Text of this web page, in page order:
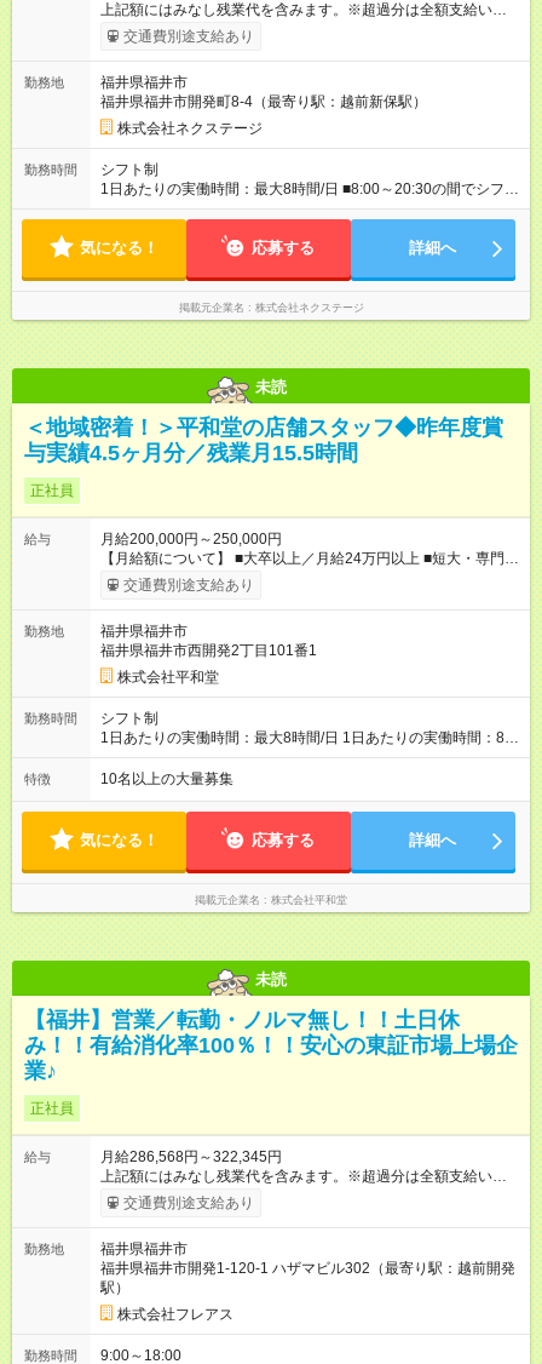
上記額にはみなし残業代を含みます。※超過分は全額支給いたし
ます。 みなし残業代 59,000円／月 みなし残業時間 29時間／月
※スキル・能力等を考慮の上決定します。 ＼★ご希望の働き方
ーバル型（全国転勤あり） 月収32万円～64万4，000円 ※グロ
ーバル手当4万1，000円／月を含みます。 ■中域型（エリア内勤
務：県を跨ぐ転勤あり・転居は応相談） 月収29万円～60万7，
000円 ■地域限定型（転居を伴う転勤なし：通勤可能な範囲の
み） 月収270万～58万3，000円 【 昇給・賞与 】 ■昇給：年1
回 ■賞与：通常賞与/年4回＋チーム賞与/年2回（☆あなたの活躍
期間の長さ：3ヶ月 雇用形態、給与は本採用時と同じです。
交通費別途支給あり
勤務地
福井県福井市
福井県福井市開発町8-4（最寄り駅：越前新保駅）
株式会社ネクステージ
勤務時間
シフト制
1日あたりの実働時間：最大8時間/日 ■8:00～20:30の間でシフト
制（実働8h／休憩60分） ※9:30～18:30（メイン時間帯）を軸
業が少なめなので、仕事終わりの趣味や家族と過ごす時間もた
気になる！ 応募する 詳細へ
掲載元企業名 株式会社ネクステージ
未読
＜地域密着！＞平和堂の店舗スタッフ◆昨年度賞
与実績4.5ヶ月分／残業月15.5時間
正社員
給与
月給200,000円～250,000円
【月給額について】 ■大卒以上／月給24万円以上 ■短大・専門卒
／月給21万5000円以上 ■高卒／月給20万円以上 ◎経験やスキル
を考慮、相談の上で決定します。 ◎別途、年2回の賞与（昨年度
は、時間外手当を全額支給します。 ・・・・・・・・・・・
【年収例】 380万円／担当者（月給22万円＋賞与） 500万円／
主任（月給30万円＋賞与）★中途入社最短半年もしくは1年で主
任昇格！ 710万円／次長・バイヤー（月給38万円＋賞与＋職責
手当） 870万円／店長・課長（月給53万円+職責手当） 【試用
期間】試用期間あり 試用期間の長さ：2ヶ月 雇用形態、給与は
交通費別途支給あり
勤務地
福井県福井市
福井県福井市西開発2丁目101番1
株式会社平和堂
勤務時間
シフト制
1日あたりの実働時間：最大8時間/日 1日あたりの実働時間：8時
間 ＝＝シフト例＝＝ ◆8：00～17：00 ◆10：00～19：00
◆12：00～21：00 など ┗残業は月平均15.5時間です。 ★残業時
は、AI発注を導入するなど、業務効率化を積極的に推進していま
す
特徴 10名以上の大量募集
気になる！ 応募する 詳細へ
掲載元企業名 株式会社平和堂
未読
【福井】営業／転勤・ノルマ無し！！土日休
み！！有給消化率100％！！安心の東証市場上場企
業♪
正社員
給与
月給286,568円～322,345円
上記額にはみなし残業代を含みます。※超過分は全額支給いたし
ます。 みなし残業代 62,298円 ～ 70,075円／月 みなし残業時
間 38時間／月 ※試用期間は３ヶ月で、その間の雇用形態は変更
手当を含みます。 ※超過分は全額支給します。 ※給料は経験を
考慮し決定致します。 【試用期間】試用期間あり 試用期間の長
さ：3ヶ月 雇用形態、給与は本採用時と同じです。
交通費別途支給あり
勤務地
福井県福井市
福井県福井市開発1-120-1 ハザマビル302（最寄り駅：越前開発
駅）
株式会社フレアス
勤務時間 9:00～18:00